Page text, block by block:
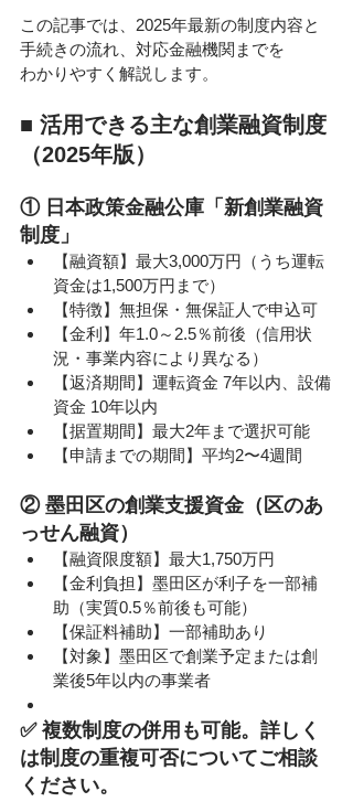
この記事では、2025年最新の制度内容と
手続きの流れ、対応金融機関までを
わかりやすく解説します。
■ 活用できる主な創業融資制度
（2025年版）
① 日本政策金融公庫「新創業融資
制度」
【融資額】最大3,000万円（うち運転
資金は1,500万円まで）
【特徴】無担保・無保証人で申込可
【金利】年1.0～2.5％前後（信用状
況・事業内容により異なる）
【返済期間】運転資金 7年以内、設備
資金 10年以内
【据置期間】最大2年まで選択可能
【申請までの期間】平均2〜4週間
② 墨田区の創業支援資金（区のあ
っせん融資）
【融資限度額】最大1,750万円
【金利負担】墨田区が利子を一部補
助（実質0.5％前後も可能）
【保証料補助】一部補助あり
【対象】墨田区で創業予定または創
業後5年以内の事業者
✅ 複数制度の併用も可能。詳しく
は制度の重複可否についてご相談
ください。